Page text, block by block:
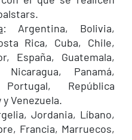
: Argentina, Bolivia,
Rica, Cuba, Chile,
España, Guatemala,
Panamá,
República
Venezuela.
Jordania, Líbano,
Francia, Marruecos,